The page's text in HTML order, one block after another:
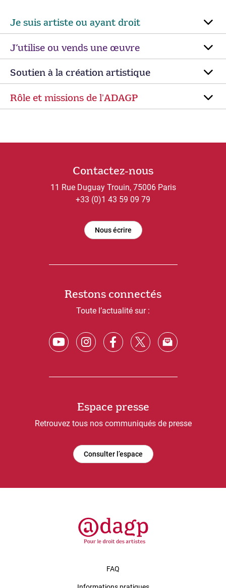
Je suis artiste ou ayant droit
J’utilise ou vends une œuvre
Soutien à la création artistique
Rôle et missions de lʼADAGP
Contactez-nous
11 Rue Duguay Trouin, 75006 Paris
+33 (0)1 43 59 09 79
Nous écrire
Restons connectés
Toute l’actualité sur :
Espace presse
Retrouvez tous nos communiqués de presse
Consulter l’espace
FAQ